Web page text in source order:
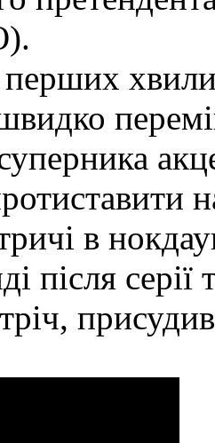
перших
в
після серії